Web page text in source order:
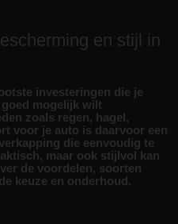
en stijl in
investeringen die je
mogelijk wilt
zoals regen, hagel,
voor je auto is daarvoor een
die eenvoudig te
maar ook stijlvol kan
de voordelen, soorten
keuze en onderhoud.